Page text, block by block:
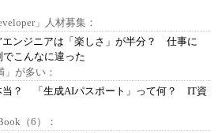
」人材募集：
エンジニアは「楽しさ」が半分？ 仕事に
でこんなに違った
が多い：
当？ 「生成AIパスポート」って何？ IT資
（6）：